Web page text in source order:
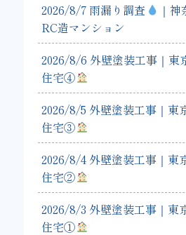
2026/8/7 雨漏り調査
｜
RC造マンション
2026/8/6 外壁塗装工事｜東
住宅④
2026/8/5 外壁塗装工事｜東
住宅③
2026/8/4 外壁塗装工事｜東
住宅②
2026/8/3 外壁塗装工事｜東
住宅①